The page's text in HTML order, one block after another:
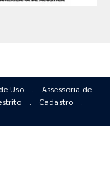
Uso .
Assessoria de
. Cadastro
.